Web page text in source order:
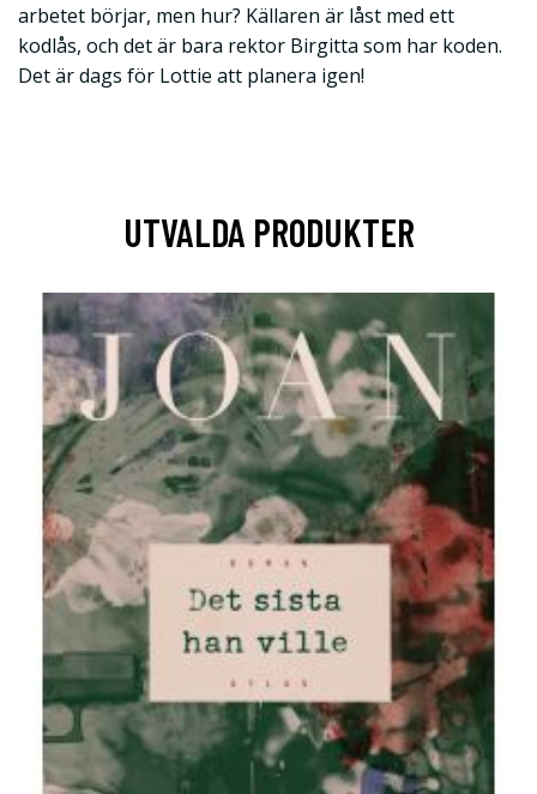
arbetet börjar, men hur? Källaren är låst med ett
kodlås, och det är bara rektor Birgitta som har koden.
Det är dags för Lottie att planera igen!
UTVALDA PRODUKTER